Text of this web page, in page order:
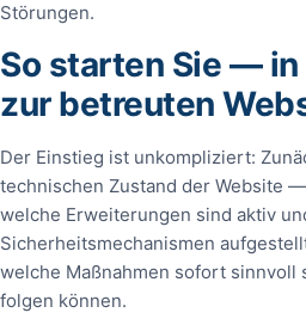
Störungen.
So starten Sie —
zur betreuten
Der Einstieg ist unkompliziert:
technischen Zustand der Website
welche Erweiterungen sind aktiv
Sicherheitsmechanismen
welche Maßnahmen sofort sinnvoll
folgen können.